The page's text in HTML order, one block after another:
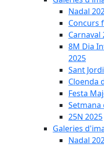
Nadal
Concurs
Carnaval
8M Dia
2025
Sant
Cloenda
Festa
Setmana
25N 2025
Galeries
Nadal